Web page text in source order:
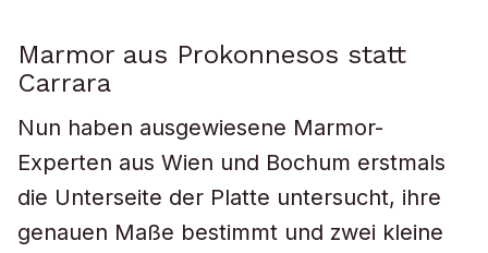
Marmor aus Prokonnesos statt
Carrara
Nun haben ausgewiesene Marmor-
Experten aus Wien und Bochum erstmals
die Unterseite der Platte untersucht, ihre
genauen Maße bestimmt und zwei kleine